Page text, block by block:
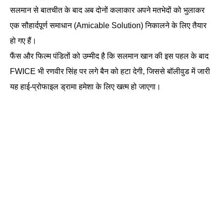
सलमान से बातचीत के बाद अब दोनों कलाकार अपने मतभेदों को भुलाकर
एक सौहार्दपूर्ण समाधान (Amicable Solution) निकालने के लिए तैयार
हो गए हैं।
फैंस और फिल्म पंडितों को उम्मीद है कि सलमान खान की इस पहल के बाद
FWICE भी रणवीर सिंह पर लगे बैन को हटा देगी, जिससे बॉलीवुड में जारी
यह हाई-प्रोफाइल ड्रामा हमेशा के लिए खत्म हो जाएगा।